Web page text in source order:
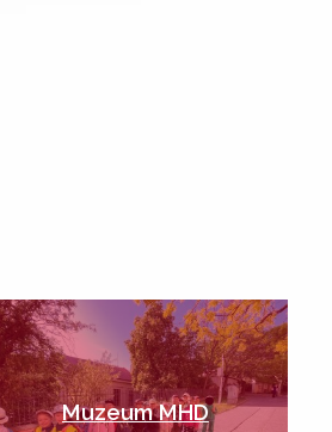
Muzeum MHD